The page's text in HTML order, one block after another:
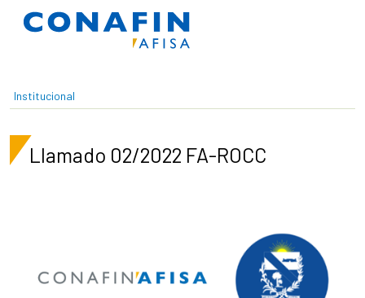
Pasar al contenido principal
Institucional
Llamado 02/2022 FA-ROCC